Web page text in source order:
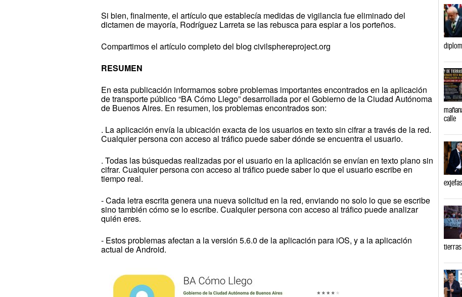
Si bien, finalmente, el artículo que establecía medidas de vigilancia fue eliminado del
dictamen de mayoría, Rodríguez Larreta se las rebusca para espiar a los porteños.
Compartimos el artículo completo del blog civilsphereproject.org
RESUMEN
En esta publicación informamos sobre problemas importantes encontrados en la aplicación
de transporte público “BA Cómo Llego” desarrollada por el Gobierno de la Ciudad Autónoma
de Buenos Aires. En resumen, los problemas encontrados son:
. La aplicación envía la ubicación exacta de los usuarios en texto sin cifrar a través de la red.
Cualquier persona con acceso al tráfico puede saber dónde se encuentra el usuario.
. Todas las búsquedas realizadas por el usuario en la aplicación se envían en texto plano sin
cifrar. Cualquier persona con acceso al tráfico puede saber lo que el usuario escribe en
tiempo real.
- Cada letra escrita genera una nueva solicitud en la red, enviando no solo lo que se escribe
sino también cómo se lo escribe. Cualquier persona con acceso al tráfico puede analizar
quién eres.
- Estos problemas afectan a la versión 5.6.0 de la aplicación para iOS, y a la aplicación
actual de Android.
calle
tierras